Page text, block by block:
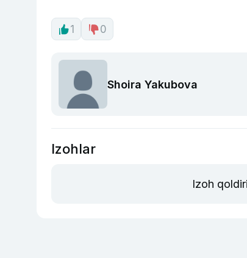
1 0
Shoira Yakubova
Izohlar
Izoh